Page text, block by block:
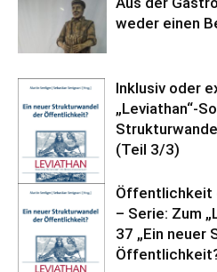
weder einen
Inklusiv oder
„Leviathan“-
(Teil 3/3)
Öffentlichkeit
– Serie: Zum
37 „Ein neuer